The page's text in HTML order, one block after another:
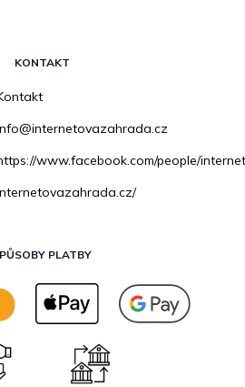
KONTAKT
@internetovazahrada.cz
www.facebook.com/people/
PLATBY